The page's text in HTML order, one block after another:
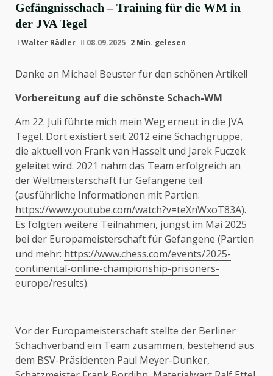
Gefängnisschach – Training für die WM in
der JVA Tegel
Walter Rädler 08.09.2025 2 Min. gelesen
Danke an Michael Beuster für den schönen Artikel!
Vorbereitung auf die schönste Schach-WM
Am 22. Juli führte mich mein Weg erneut in die JVA
Tegel. Dort existiert seit 2012 eine Schachgruppe,
die aktuell von Frank van Hasselt und Jarek Fuczek
geleitet wird. 2021 nahm das Team erfolgreich an
der Weltmeisterschaft für Gefangene teil
(ausführliche Informationen mit Partien:
https://www.youtube.com/watch?v=teXnWxoT83A).
Es folgten weitere Teilnahmen, jüngst im Mai 2025
bei der Europameisterschaft für Gefangene (Partien
und mehr: https://www.chess.com/events/2025-
continental-online-championship-prisoners-
europe/results).
Vor der Europameisterschaft stellte der Berliner
Schachverband ein Team zusammen, bestehend aus
dem BSV-Präsidenten Paul Meyer-Dunker,